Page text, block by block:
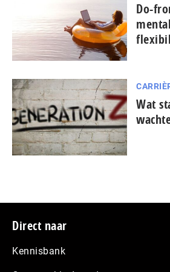
Do-
Wat
Footer
Direct naar
Kennisbank